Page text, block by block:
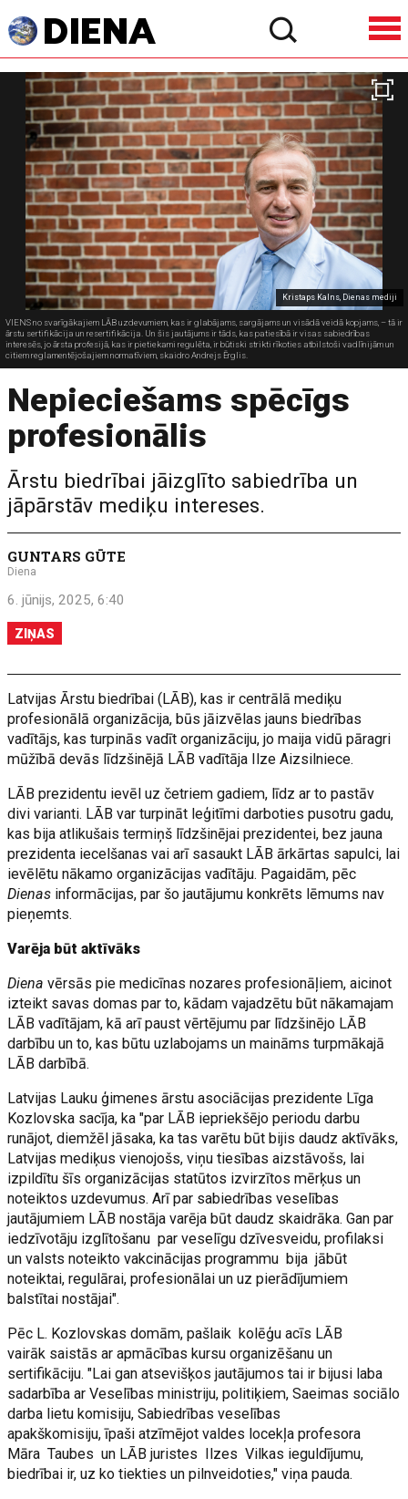
Kristaps Kalns, Dienas mediji
VIENS no svarīgākajiem LĀB uzdevumiem, kas ir glabājams, sargājams un visādā veidā kopjams, – tā ir
ārstu sertifikācija un resertifikācija. Un šis jautājums ir tāds, kas patiesībā ir visas sabiedrības
interesēs, jo ārsta profesijā, kas ir pietiekami regulēta, ir būtiski strikti rīkoties atbilstoši vadlīnijām un
citiem reglamentējošajiem normatīviem, skaidro Andrejs Ērglis.
Nepieciešams spēcīgs
profesionālis
Ārstu biedrībai jāizglīto sabiedrība un
jāpārstāv mediķu intereses.
GUNTARS GŪTE
Diena
6. jūnijs, 2025, 6:40
ZIŅAS
Latvijas Ārstu biedrībai (LĀB), kas ir centrālā mediķu
profesionālā organizācija, būs jāizvēlas jauns biedrības
vadītājs, kas turpinās vadīt organizāciju, jo maija vidū pāragri
mūžībā devās līdzšinējā LĀB vadītāja Ilze Aizsilniece.
LĀB prezidentu ievēl uz četriem gadiem, līdz ar to pastāv
divi varianti. LĀB var turpināt leģitīmi darboties pusotru gadu,
kas bija atlikušais termiņš līdzšinējai prezidentei, bez jauna
prezidenta iecelšanas vai arī sasaukt LĀB ārkārtas sapulci, lai
ievēlētu nākamo organizācijas vadītāju. Pagaidām, pēc
Dienas informācijas, par šo jautājumu konkrēts lēmums nav
pieņemts.
Varēja būt aktīvāks
Dienavērsās pie medicīnas nozares profesionāļiem, aicinot
izteikt savas domas par to, kādam vajadzētu būt nākamajam
LĀB vadītājam, kā arī paust vērtējumu par līdzšinējo LĀB
darbību un to, kas būtu uzlabojams un maināms turpmākajā
LĀB darbībā.
Latvijas Lauku ģimenes ārstu asociācijas prezidente Līga
Kozlovska sacīja, ka "par LĀB iepriekšējo periodu darbu
runājot, diemžēl jāsaka, ka tas varētu būt bijis daudz aktīvāks,
Latvijas mediķus vienojošs, viņu tiesības aizstāvošs, lai
izpildītu šīs organizācijas statūtos izvirzītos mērķus un
noteiktos uzdevumus. Arī par sabiedrības veselības
jautājumiem LĀB nostāja varēja būt daudz skaidrāka. Gan par
iedzīvotāju izglītošanu par veselīgu dzīvesveidu, profilaksi
un valsts noteikto vakcinācijas programmu bija jābūt
noteiktai, regulārai, profesionālai un uz pierādījumiem
balstītai nostājai".
Pēc L. Kozlovskas domām, pašlaik kolēģu acīs LĀB
vairāk saistās ar apmācības kursu organizēšanu un
sertifikāciju. "Lai gan atsevišķos jautājumos tai ir bijusi laba
sadarbība ar Veselības ministriju, politiķiem, Saeimas sociālo
darba lietu komisiju, Sabiedrības veselības
apakškomisiju, īpaši atzīmējot valdes locekļa profesora
Māra Taubes un LĀB juristes Ilzes Vilkas ieguldījumu,
biedrībai ir, uz ko tiekties un pilnveidoties," viņa pauda.